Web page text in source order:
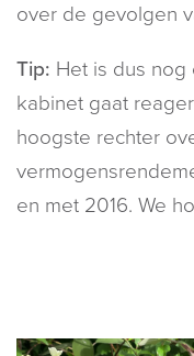
over de gevolgen
Tip: Het is dus
kabinet gaat
hoogste rechter
en met 2016. We